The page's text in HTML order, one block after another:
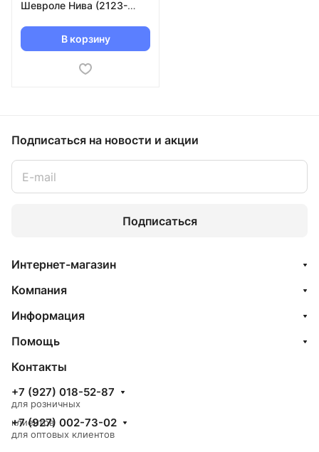
Шевроле Нива (2123-
В корзину
Подписаться на новости и акции
Подписаться
Интернет-магазин
Компания
Информация
Помощь
Контакты
+7 (927) 018-52-87
для розничных
клиентов
+7 (927) 002-73-02
для оптовых клиентов